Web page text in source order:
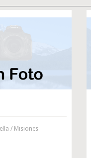
/ Misiones